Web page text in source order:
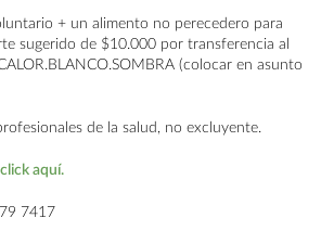
+ un alimento no perecedero para
sugerido de $10.000 por transferencia al
(colocar en asunto
de la salud, no excluyente.
click aquí.
7417